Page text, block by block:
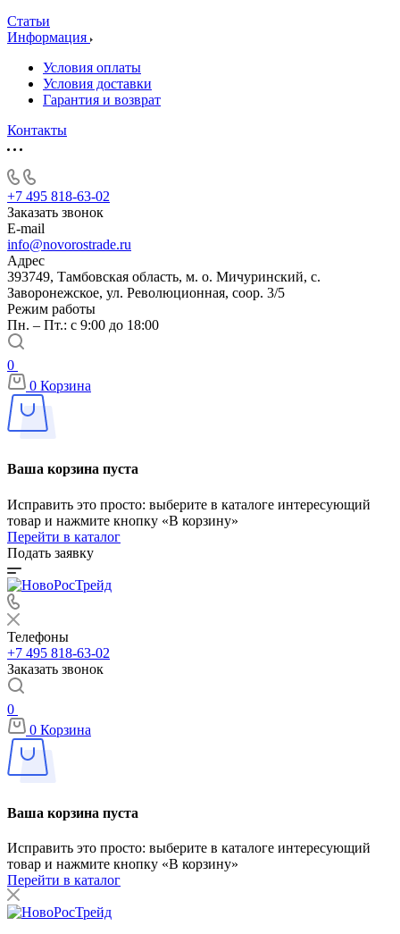
Статьи
Информация
Условия оплаты
Условия доставки
Гарантия и возврат
Контакты
+7 495 818-63-02
Заказать звонок
E-mail
info@novorostrade.ru
Адрес
393749, Тамбовская область, м. о. Мичуринский, с.
Заворонежское, ул. Революционная, соор. 3/5
Режим работы
Пн. – Пт.: с 9:00 до 18:00
0
0 Корзина
Ваша корзина пуста
Исправить это просто: выберите в каталоге интересующий
товар и нажмите кнопку «В корзину»
Перейти в каталог
Подать заявку
Телефоны
+7 495 818-63-02
Заказать звонок
0
0 Корзина
Ваша корзина пуста
Исправить это просто: выберите в каталоге интересующий
товар и нажмите кнопку «В корзину»
Перейти в каталог